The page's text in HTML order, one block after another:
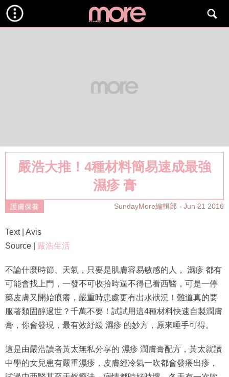
嚴浩大推！4種材料簡易速成最強
濕疹 膏
護膚保養 SundayMore編輯部 Jun 21 2016
Text | Avis
Source | 嚴浩生活
不論什麼時節、天氣，只要是肌膚容易敏感的人， 濕疹 都有
可能會找上門，一發不可收拾時逼不得已看西醫，可是一停
藥皮膚又開始痕癢，嚴重時患處更有出水狀況！難道真的要
服著類固醇過世？千萬不要！試試用這4種材料快速自製潤膚
膏，你會發現，最有效紓緩 濕疹 的妙方，原來唾手可得。
這是由嚴浩讀者黃太無私分享的 濕疹 潤膚膏配方，黃太就讀
中學的女兒患有嚴重濕疹，皮膚經冷氣一吹都會發癢出疹，